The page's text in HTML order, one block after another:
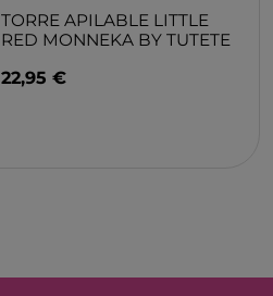
TORRE APILABLE LITTLE
RED MONNEKA BY TUTETE
22,95 €